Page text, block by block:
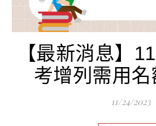
【最新消息】
考增列需用
11/24/2023